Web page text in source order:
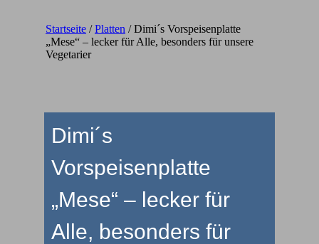
Startseite/Platten / Dimi´s Vorspeisenplatte
„Mese“ – lecker für Alle, besonders für unsere
Vegetarier
Dimi´s
Vorspeisenplatte
„Mese“ – lecker für
Alle, besonders für